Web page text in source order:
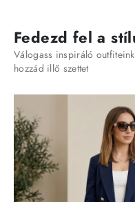
Fedezd fel a
Válogass inspiráló
hozzád illő szettet